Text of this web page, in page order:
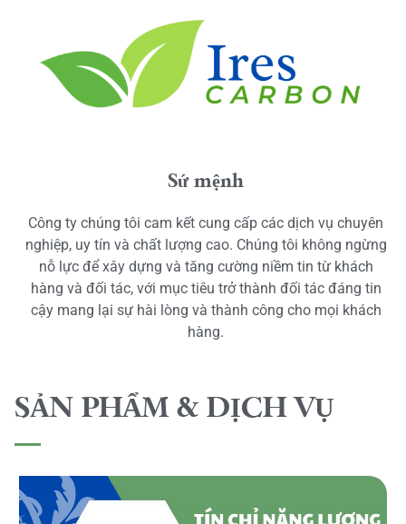
Sứ mệnh
Công ty chúng tôi cam kết cung cấp các dịch vụ chuyên
nghiệp, uy tín và chất lượng cao. Chúng tôi không ngừng
nỗ lực để xây dựng và tăng cường niềm tin từ khách
hàng và đối tác, với mục tiêu trở thành đối tác đáng tin
cậy mang lại sự hài lòng và thành công cho mọi khách
hàng.
SẢN PHẨM & DỊCH VỤ